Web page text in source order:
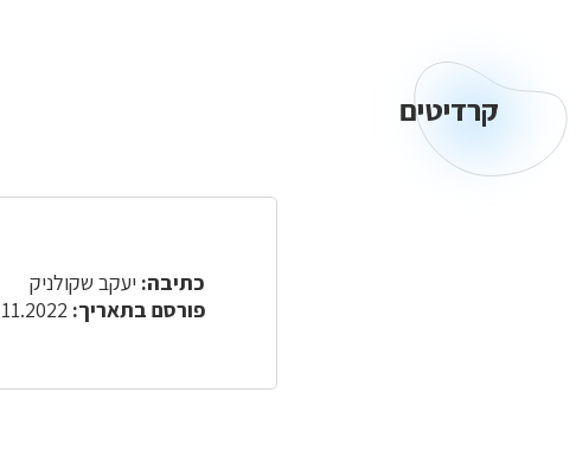
קרדיטים
כתיבה: יעקב שקולניק
פורסם בתאריך: